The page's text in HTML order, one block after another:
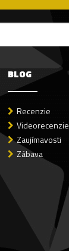
BLOG
Recenzie
Videorecenzie
Zaujímavosti
Zábava